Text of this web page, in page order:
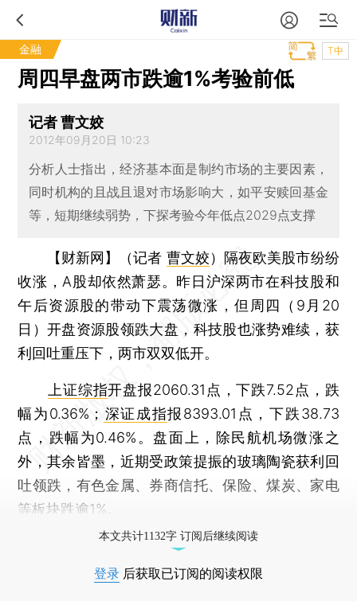
金融 T中
周四早盘两市跌逾1%考验前低
记者 曹文姣
2012年09月20日 10:23
分析人士指出，经济基本面是制约市场的主要因素，
同时机构的且战且退对市场影响大，如平安赎回基金
等，短期继续弱势，下探考验今年低点2029点支撑
【财新网】（记者 曹文姣） 隔夜欧美股市纷纷
收涨，A股却依然萧瑟。昨日沪深两市在科技股和
午后资源股的带动下震荡微涨，但周四（9月20
日）开盘资源股领跌大盘，科技股也涨势难续，获
利回吐重压下，两市双双低开。
上证综指开盘报2060.31点，下跌7.52点，跌
幅为0.36%； 深证成指报8393.01点，下跌38.73
点，跌幅为0.46%。盘面上，除民航机场微涨之
外，其余皆墨，近期受政策提振的玻璃陶瓷获利回
吐领跌，有色金属、券商信托、保险、煤炭、家电
等板块跌逾1%。
本文共计1132字 订阅后继续阅读
登录 后获取已订阅的阅读权限